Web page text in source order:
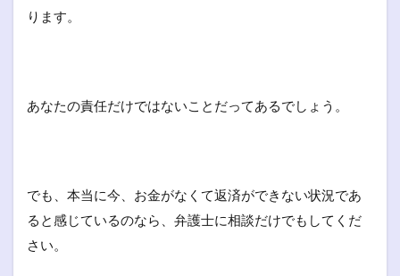
ります。
あなたの責任だけではないことだってあるでしょう。
でも、本当に今、お金がなくて返済ができない状況であ
ると感じているのなら、弁護士に相談だけでもしてくだ
さい。